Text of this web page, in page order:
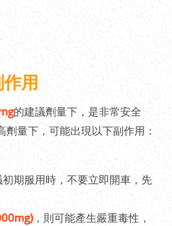
用
的建議劑量下，是非常安全
量下，可能出現以下副作用：
期服用時，不要立即開車，先
，則可能產生嚴重毒性，